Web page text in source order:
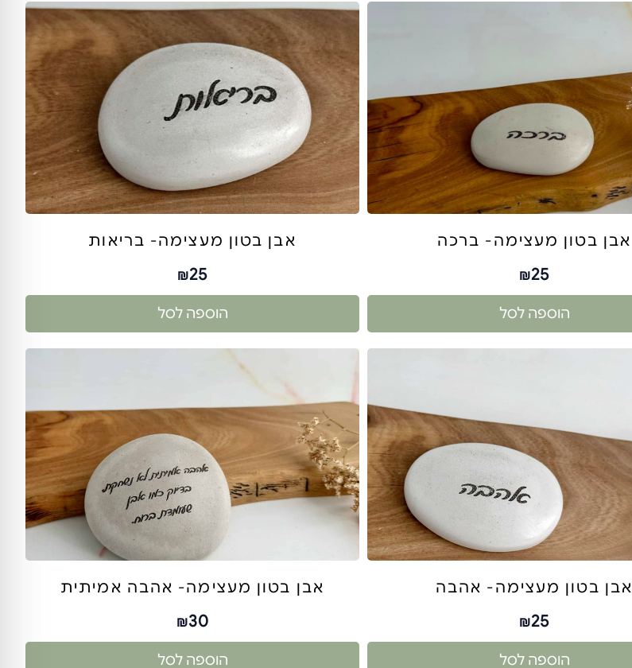
אבן בטון מעצימה- ברכה
₪25
הוספה לסל
אבן בטון מעצימה- בריאות
₪25
הוספה לסל
אבן בטון מעצימה- אהבה
₪25
הוספה לסל
אבן בטון מעצימה- אהבה אמיתית
₪30
הוספה לסל